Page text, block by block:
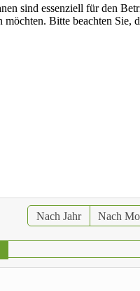
Nach Jahr Nach
sind essenziell für den
möchten. Bitte beachten